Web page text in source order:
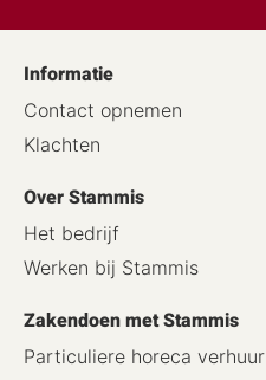
Informatie
Contact opnemen
Klachten
Over Stammis
Het bedrijf
Werken bij Stammis
Zakendoen met Stammis
Particuliere horeca verhuur